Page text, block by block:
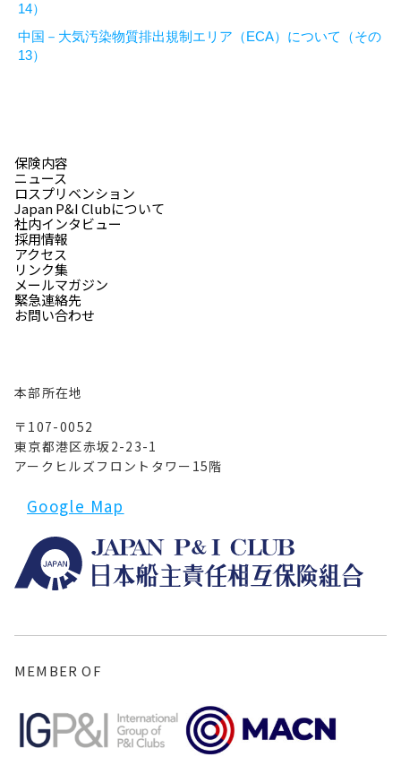
14）
中国－大気汚染物質排出規制エリア（ECA）について（その
13）
本部所在地
〒107-0052
東京都港区赤坂2-23-1
アークヒルズフロントタワー15階
Google Map
保険内容
社内インタビュー
緊急連絡先
ニュース
採用情報
リンク集
ロスプリベンション
アクセス
メールマガジン
Japan P&I Clubについて
お問い合わせ
MEMBER OF